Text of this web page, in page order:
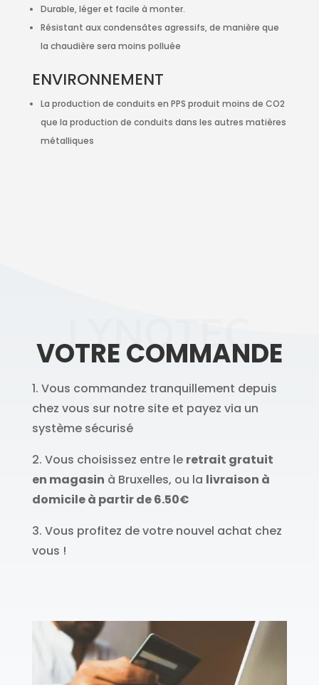
Durable, léger et facile à monter.
Résistant aux condensâtes agressifs, de manière que
la chaudière sera moins polluée
ENVIRONNEMENT
La production de conduits en PPS produit moins de CO2
que la production de conduits dans les autres matières
métalliques
LYNOTEC
VOTRE COMMANDE
1. Vous commandez tranquillement depuis
chez vous sur notre site et payez via un
système sécurisé
2. Vous choisissez entre le retrait gratuit
en magasin à Bruxelles, ou la livraison à
domicile à partir de 6.50€
3. Vous profitez de votre nouvel achat chez
vous !